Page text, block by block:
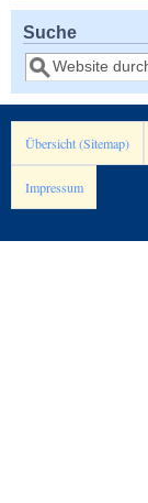
Suche
Suche
Übersicht (Sitemap)
Impressum